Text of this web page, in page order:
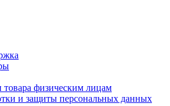
товара физическим лицам
и защиты персональных данных